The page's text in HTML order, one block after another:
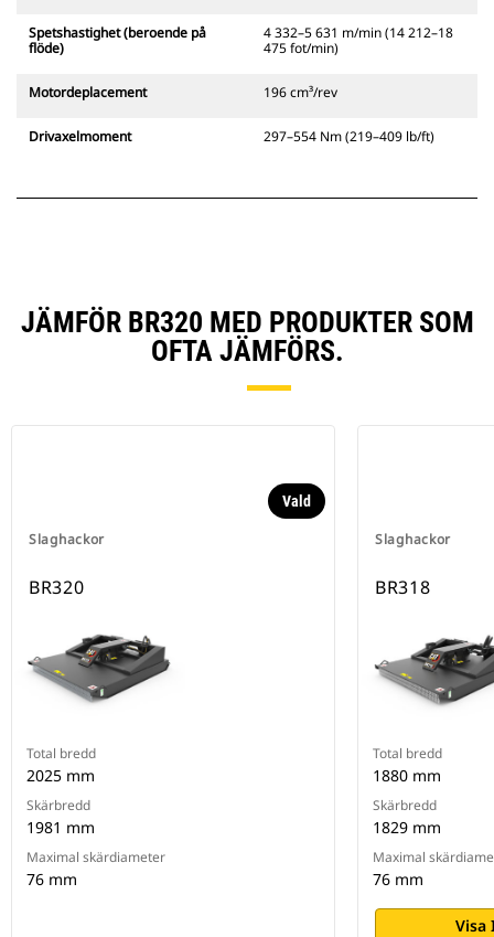
Spetshastighet (beroende på
flöde)
4 332–5 631 m/min (14 212–18
475 fot/min)
Motordeplacement 196 cm³/rev
Drivaxelmoment 297–554 Nm (219–409 lb/ft)
JÄMFÖR BR320 MED PRODUKTER SOM
OFTA JÄMFÖRS.
Slaghackor
Vald
BR320
Total bredd
2025 mm
Skärbredd
1981 mm
Maximal skärdiameter
76 mm
Slaghackor
BR318
Total bredd
1880 mm
Skärbredd
1829 mm
Maximal
76 mm
Visa